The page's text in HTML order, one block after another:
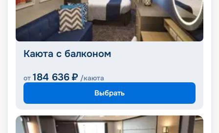
Каюта с балконом
от 184 636 ₽ /каюта
Выбрать